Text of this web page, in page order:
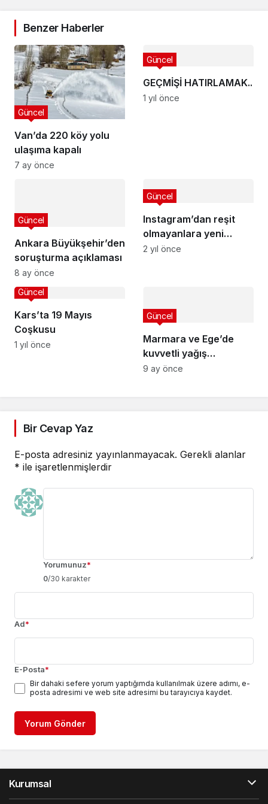
Benzer Haberler
Van’da 220 köy yolu
ulaşıma kapalı
Güncel
7 ay önce
GEÇMİŞİ HATIRLAMAK..
Güncel
1 yıl önce
Ankara Büyükşehir’den
soruşturma açıklaması
Güncel
8 ay önce
Instagram’dan reşit
olmayanlara yeni
kısıtlamalar!
Güncel
2 yıl önce
Kars’ta 19 Mayıs
Coşkusu
Güncel
1 yıl önce
Marmara ve Ege’de
kuvvetli yağış
bekleniyor
Güncel
9 ay önce
Bir Cevap Yaz
E-posta adresiniz yayınlanmayacak. Gerekli alanlar
* ile işaretlenmişlerdir
Yorumunuz*
0/30 karakter
Ad*
E-Posta*
Bir dahaki sefere yorum yaptığımda kullanılmak üzere adımı, e-
posta adresimi ve web site adresimi bu tarayıcıya kaydet.
Yorum Gönder
Kurumsal